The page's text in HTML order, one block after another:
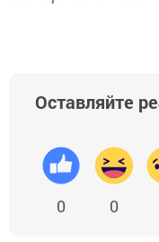
Оставляйте
0 0